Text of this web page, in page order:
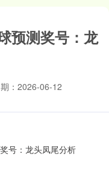
预测奖号：龙
：2026-06-12